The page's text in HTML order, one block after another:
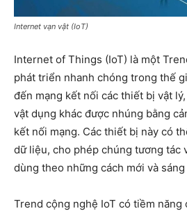
Internet vạn vật (IoT)
Internet of Things (IoT) là một
phát triển nhanh chóng trong thế
đến mạng kết nối các thiết bị vật
vật dụng khác được nhúng bằng
kết nối mạng. Các thiết bị này có
dữ liệu, cho phép chúng tương tác
dùng theo những cách mới và sáng
Trend cộng nghệ IoT có tiềm năng